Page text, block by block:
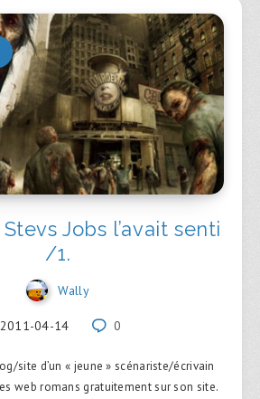
Jobs l’avait senti
/1.
Wally
2011-04-14 0
site d’un « jeune » scénariste/écrivain
web romans gratuitement sur son site.